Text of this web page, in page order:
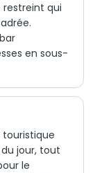
restreint qui
en sous-
jour, tout
le